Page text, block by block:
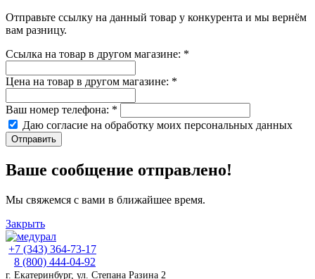
Отправьте ссылку на данный товар у конкурента и мы вернём
вам разницу.
Ссылка на товар в другом магазине: *
Цена на товар в другом магазине: *
Ваш номер телефона: *
Даю согласие на обработку моих персональных данных
Отправить
Ваше сообщение отправлено!
Мы свяжемся с вами в ближайшее время.
Закрыть
+7 (343) 364-73-17
8 (800) 444-04-92
г. Екатеринбург, ул. Степана Разина 2